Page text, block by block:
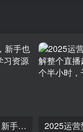
2024版大猫淘差价课程，新手也能学的无货源电商课程